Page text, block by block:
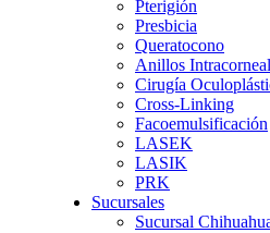
Pterigión
Presbicia
Queratocono
Anillos
Cirugía
Cross-Linking
Facoemulsificación
LASEK
LASIK
PRK
Sucursales
Sucursal